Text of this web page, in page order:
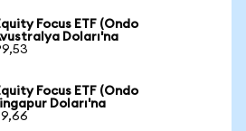
Focus ETF (Ondo
Doları'na
Focus ETF (Ondo
Doları'na